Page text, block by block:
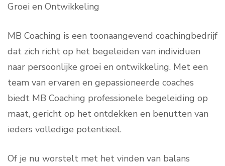
Groei en Ontwikkeling
MB Coaching is een toonaangevend coachingbedrijf
dat zich richt op het begeleiden van individuen
naar persoonlijke groei en ontwikkeling. Met een
team van ervaren en gepassioneerde coaches
biedt MB Coaching professionele begeleiding op
maat, gericht op het ontdekken en benutten van
ieders volledige potentieel.
Of je nu worstelt met het vinden van balans